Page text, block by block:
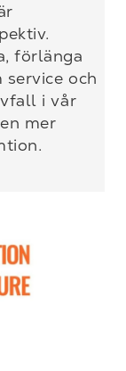
förlänga
och
i vår
mer